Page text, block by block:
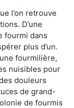
l’on retrouve
D’une
fourmi dans
plus d’un.
fourmilière,
nuisibles pour
douleurs
de grand-
de fourmis